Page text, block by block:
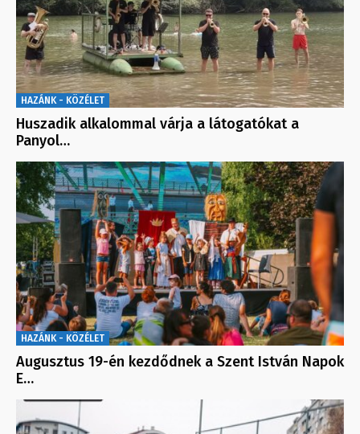
HAZÁNK - KÖZÉLET
Huszadik alkalommal várja a látogatókat a
Panyol…
HAZÁNK - KÖZÉLET
Augusztus 19-én kezdődnek a Szent István Napok
E…